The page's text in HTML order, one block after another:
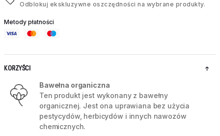
Odblokuj ekskluzywne oszczędności na wybrane produkty.
Metody płatności
KORZYŚCI
Bawełna organiczna
Ten produkt jest wykonany z bawełny
organicznej. Jest ona uprawiana bez użycia
pestycydów, herbicydów i innych nawozów
chemicznych.